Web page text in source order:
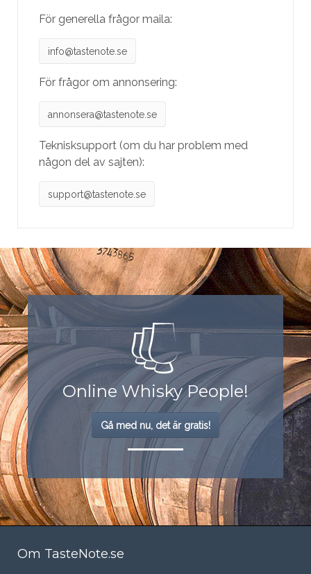
För generella frågor maila:
info@tastenote.se
För frågor om annonsering:
annonsera@tastenote.se
Teknisksupport (om du har problem med
någon del av sajten):
support@tastenote.se
Online Whisky People!
Gå med nu, det är gratis!
Om TasteNote.se